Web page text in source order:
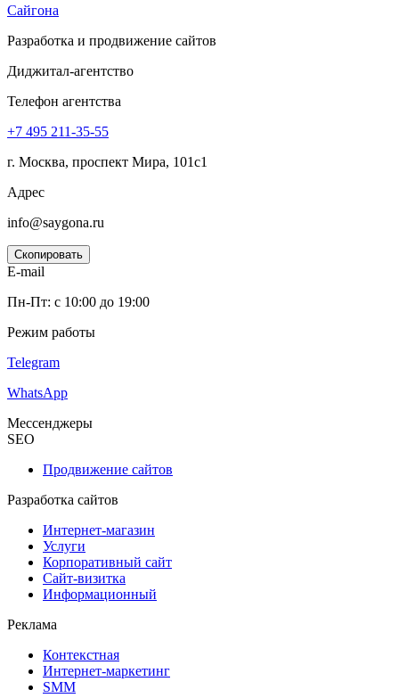
Сайгона
Разработка и продвижение сайтов
Диджитал-агентство
Телефон агентства
+7 495 211-35-55
г. Москва, проспект Мира, 101с1
Адрес
info@saygona.ru
Скопировать
E-mail
Пн-Пт: с 10:00 до 19:00
Режим работы
Telegram
WhatsApp
Мессенджеры
SEO
Продвижение сайтов
Разработка сайтов
Интернет-магазин
Услуги
Корпоративный сайт
Сайт-визитка
Информационный
Реклама
Контекстная
Интернет-маркетинг
SMM